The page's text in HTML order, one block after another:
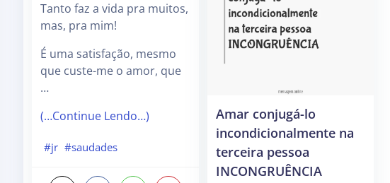
Tanto faz a vida pra muitos,
mas, pra mim!
É uma satisfação, mesmo
que custe-me o amor, que
…
(…Continue Lendo…)
#jr #saudades
Amar conjugá-lo
incondicionalmente na
terceira pessoa
INCONGRUÊNCIA